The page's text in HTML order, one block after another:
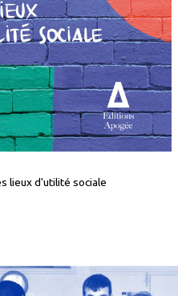
lieux d'utilité sociale